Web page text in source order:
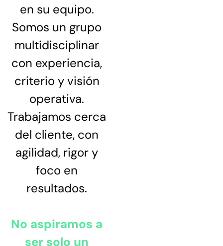
en su equipo.
Somos un grupo
multidisciplinar
con experiencia,
criterio y visión
operativa.
Trabajamos cerca
del cliente, con
agilidad, rigor y
foco en
resultados.
No aspiramos a
ser solo un